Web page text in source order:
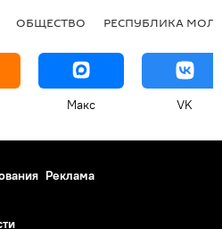
ОБЩЕСТВО РЕСПУБЛИКА
Макс VK
Реклама